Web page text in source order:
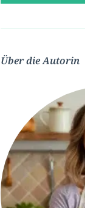
Über die Autorin